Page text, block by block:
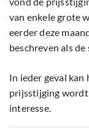
van enkele grote
eerder deze
beschreven als
In ieder geval kan
prijsstijging wordt
interesse.